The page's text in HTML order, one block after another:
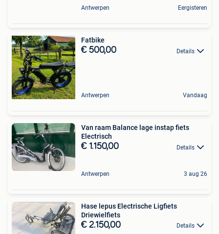
Antwerpen Eergisteren
Fatbike
€ 500,00 Details
Antwerpen Vandaag
Van raam Balance lage instap fiets
Electrisch
€ 1.150,00 Details
Antwerpen 3 aug 26
Hase lepus Electrische Ligfiets
Driewielfiets
€ 2.150,00 Details